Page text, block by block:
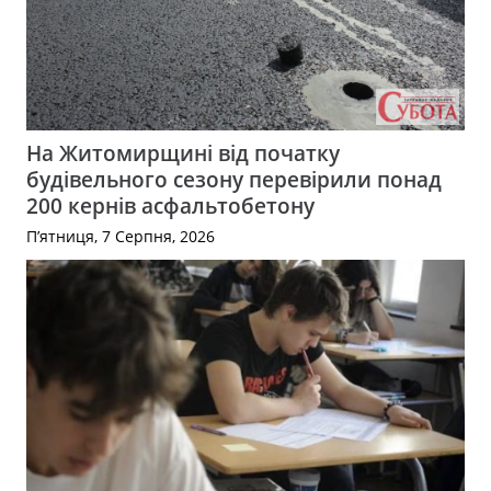
На Житомирщині від початку
будівельного сезону перевірили понад
200 кернів асфальтобетону
П’ятниця, 7 Серпня, 2026